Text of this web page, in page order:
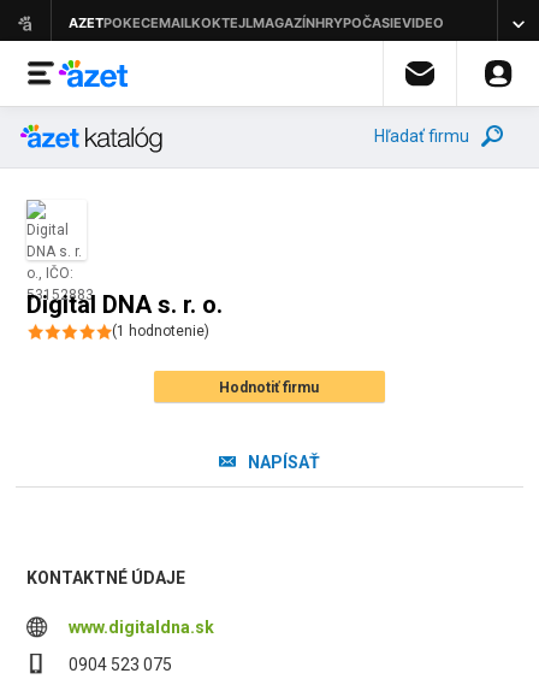
Hľadať firmu
Digital DNA s. r. o.
(1 hodnotenie)
Hodnotiť firmu
NAPÍSAŤ
KONTAKTNÉ ÚDAJE
www.digitaldna.sk
0904 523 075